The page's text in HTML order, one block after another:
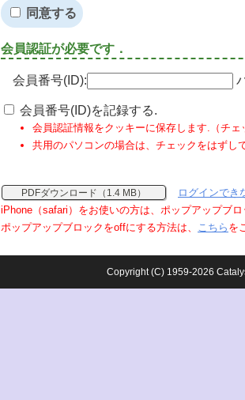
同意する
会員認証が必要です．
会員番号(ID):
会員番号(ID)を記録する.
会員認証情報をクッキーに保存します.（チェ
共用のパソコンの場合は、チェックをはずし
PDFダウンロード（1.4 MB）
ログインでき
iPhone（safari）をお使いの方は、ポップアップブ
ポップアップブロックをoffにする方法は、 こちら を
Copyright (C) 1959-2026